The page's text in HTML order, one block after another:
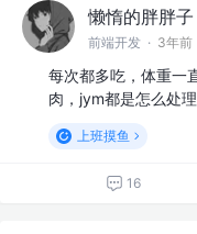
懒惰的胖胖子
前端开发 · 3年前
每次都多吃，体重一
肉，jym都是怎么处
上班摸鱼
16